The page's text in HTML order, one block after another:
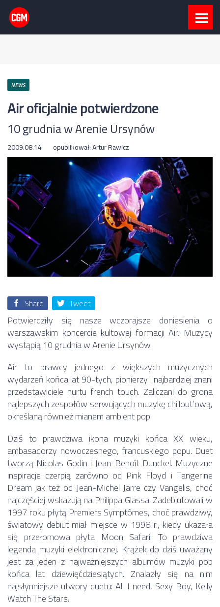
NEWS
Air oficjalnie potwierdzone
10 grudnia w Arenie Ursynów
2009.08.14 opublikował:Artur Rawicz
Share Tweet
Potwierdziły się nasze wczorajsze doniesienia o
warszawskim koncercie kultowej formacji Air. Muzycy
wystąpią 10 grudnia w Arenie Ursynów.
Air to prawcy jednego z większych muzycznych
wydarzeń końca lat 90-tych, pionierzy i najbardziej znani
przedstawiciele nurtu french touch. Zaliczani do grona
najlepszych zespołów serwujących muzykę chillout’ową,
określaną również mianem ambient pop.
Dziś to prawdziwa ikona muzyki końca XX wieku,
ambasadorzy nowoczesnego, francuskiego popu. Duet
tworzą Nicolas Godin i Jean-Benoît Dunckel. Muzyczne
inspiracje czerpią zarówno od Pink Floyd i Tangerine
Dream jak też od Jean-Michel Jarre czy Vangelis, choć
najczęściej wskazują na Philippa Glassa. Zadebiutowali w
1997 roku płytą Premiers Symptômes, choć prawdziwy,
światowy debiut miał miejsce w 1998 r., kiedy ukazała
się przełomowa płyta Moon Safari. To prawdziwa
legenda muzyki elektronicznej. Krążek do dziś uważany
jest za jeden z najważniejszych albumów muzyki pop
końca lat dziewięćdziesiątych. Znalazły się na nim
najsłynniejsze utwory duetu: All I need, Sexy Boy, Kelly
Watch The Stars.